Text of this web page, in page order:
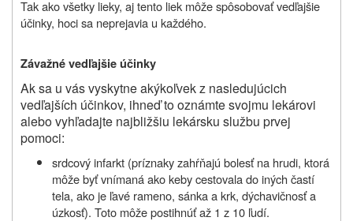
Tak ako všetky lieky, aj tento liek môže spôsobovať vedľajšie
účinky, hoci sa neprejavia u každého.
Závažné vedľajšie účinky
Ak sa u vás vyskytne akýkoľvek z nasledujúcich
vedľajších účinkov, ihneď to oznámte svojmu lekárovi
alebo vyhľadajte najbližšiu lekársku službu prvej
pomoci:
srdcový infarkt (príznaky zahŕňajú bolesť na hrudi, ktorá
môže byť vnímaná ako keby cestovala do iných častí
tela, ako je ľavé rameno, sánka a krk, dýchavičnosť a
úzkosť). Toto môže postihnúť až 1 z 10 ľudí.